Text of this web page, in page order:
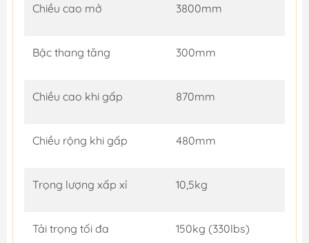
Chiều cao mở 3800mm
Bậc thang tăng 300mm
Chiều cao khi gấp 870mm
Chiều rộng khi gấp 480mm
Trọng lượng xấp xỉ 10,5kg
Tải trọng tối đa 150kg (330lbs)